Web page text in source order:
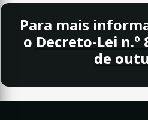
Para mais
o Decreto-Lei n.º
de